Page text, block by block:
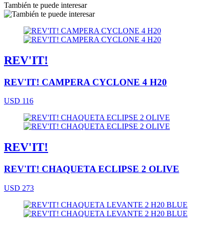
También te puede interesar
REV'IT!
REV'IT! CAMPERA CYCLONE 4 H20
USD 116
REV'IT!
REV'IT! CHAQUETA ECLIPSE 2 OLIVE
USD 273